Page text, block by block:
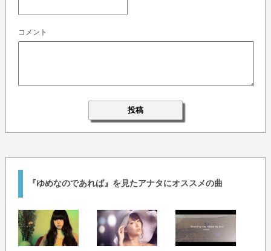
コメント
『ゆめなのであれば』を見たアナタにオススメの曲